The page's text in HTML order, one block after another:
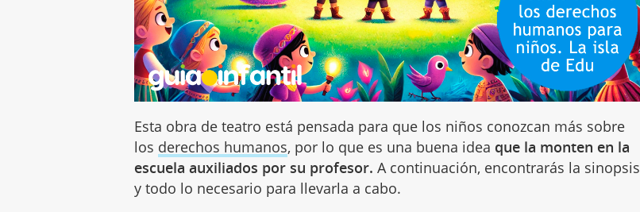
Esta obra de teatro está pensada para que los niños conozcan más sobre
los derechos humanos, por lo que es una buena idea que la monten en la
escuela auxiliados por su profesor. A continuación, encontrarás la sinopsis
y todo lo necesario para llevarla a cabo.